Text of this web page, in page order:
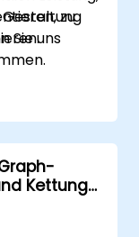
zu
Sie uns
Kettung